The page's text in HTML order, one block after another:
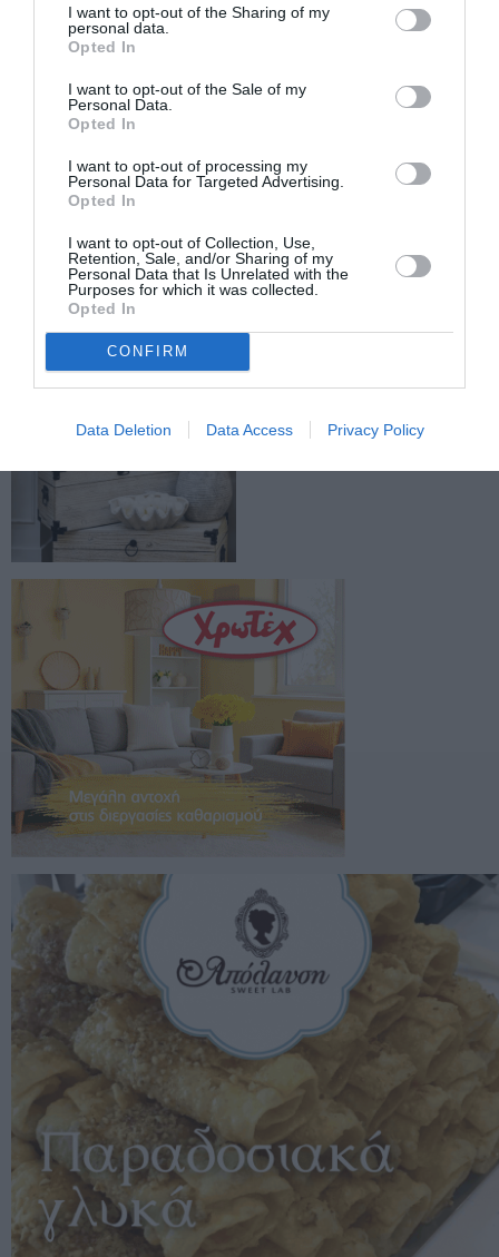
I want to opt-out of the Sharing of my
personal data.
Opted In
I want to opt-out of the Sale of my
Personal Data.
Opted In
I want to opt-out of processing my
Personal Data for Targeted Advertising.
Opted In
I want to opt-out of Collection, Use,
Retention, Sale, and/or Sharing of my
Personal Data that Is Unrelated with the
Purposes for which it was collected.
Opted In
CONFIRM
Data Deletion Data Access Privacy Policy
Παιδείας).
ΑΠΕ-ΜΠΕ
ΠΑΝΕΛΛΑΔΙΚΕΣ ΘΕΜΑΤΑ
ΠΑΝΕΛΛΑΔΙΚΕΣ 2026
Facebook Twitter